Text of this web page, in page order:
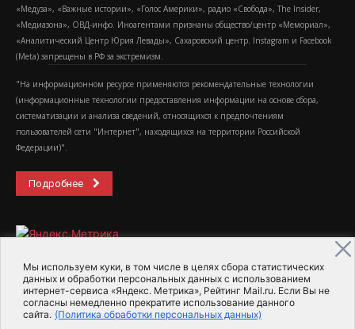
Мы используем куки, в том числе в целях сбора статистических
данных и обработки персональных данных с использованием
интернет-сервиса «Яндекс. Метрика», Рейтинг Mail.ru. Если Вы не
согласны немедленно прекратите использование данного
сайта. (Политика обработки персональных данных)
«Медуза», «Важные истории», «Голос Америки», радио «Свобода», The Insider,
«Медиазона», ОВД-инфо. Иноагентами признаны общество/центр «Мемориал»,
«Аналитический Центр Юрия Левады», Сахаровский центр. Instagram и Facebook
(Metа) запрещены в РФ за экстремизм.
"На информационном ресурсе применяются рекомендательные технологии
(информационные технологии предоставления информации на основе сбора,
систематизации и анализа сведений, относящихся к предпочтениям
пользователей сети "Интернет", находящихся на территории Российской
Федерации)".
Подробнее
2015-2026- Информационное агентство МедиаПоток